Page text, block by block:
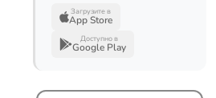
Загрузите в
App Store
Доступно в
Google Play